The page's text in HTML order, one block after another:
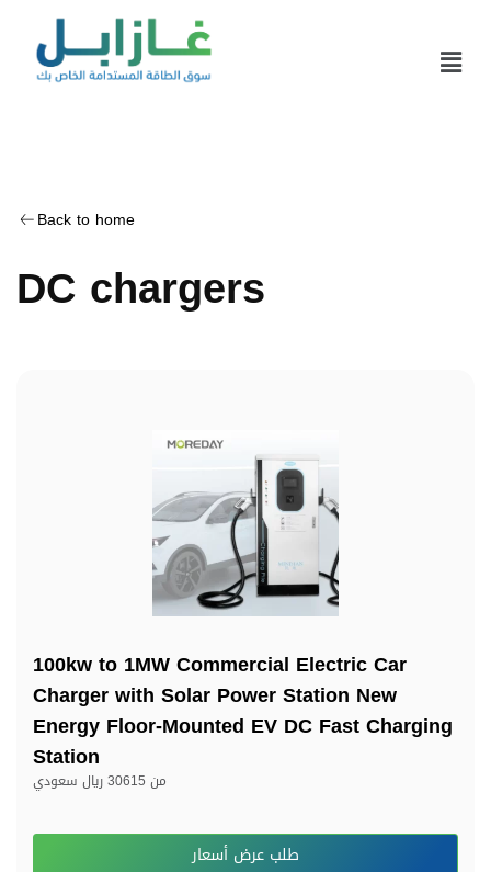
Back to home
DC chargers
100kw to 1MW Commercial Electric Car
Charger with Solar Power Station New
Energy Floor-Mounted EV DC Fast Charging
Station
من 30615 ريال سعودي
طلب عرض أسعار